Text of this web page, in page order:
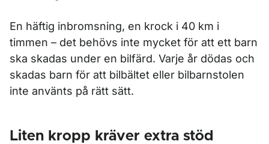
En häftig inbromsning, en krock i 40 km i
timmen – det behövs inte mycket för att ett barn
ska skadas under en bilfärd. Varje år dödas och
skadas barn för att bilbältet eller bilbarnstolen
inte använts på rätt sätt.
Liten kropp kräver extra stöd